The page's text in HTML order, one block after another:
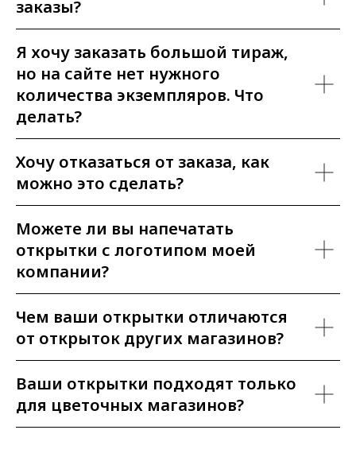
заказы?
Я хочу заказать большой тираж,
но на сайте нет нужного
количества экземпляров. Что
делать?
Хочу отказаться от заказа, как
можно это сделать?
Можете ли вы напечатать
открытки с логотипом моей
компании?
Чем ваши открытки отличаются
от открыток других магазинов?
Ваши открытки подходят только
для цветочных магазинов?